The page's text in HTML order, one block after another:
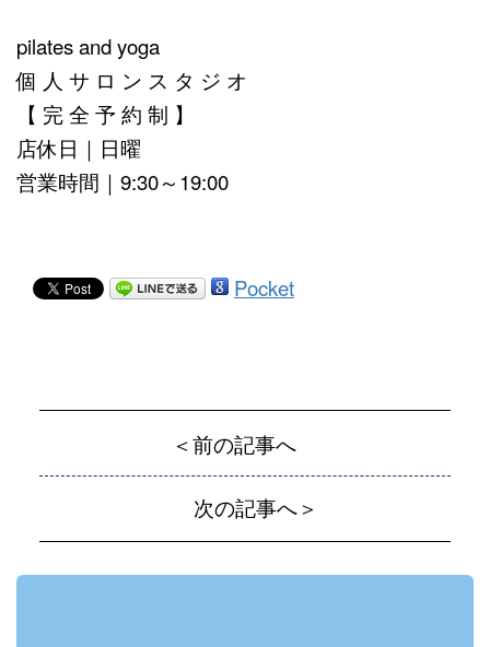
pilates and yoga
個 人 サ ロ ン ス タ ジ オ
【 完 全 予 約 制 】
店休日｜日曜
営業時間｜9:30～19:00
Pocket
＜前の記事へ
次の記事へ＞